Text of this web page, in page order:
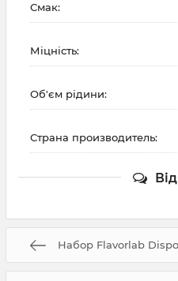
Смак:
Міцність:
Об'єм рідини:
Страна производитель:
Набор Flavorlab